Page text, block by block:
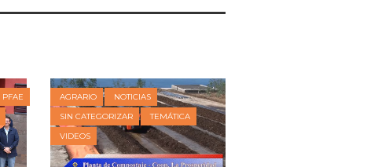
PFAE
AGRARIO
NOTICIAS
SIN CATEGORIZAR
TEMÁTICA
VIDEOS